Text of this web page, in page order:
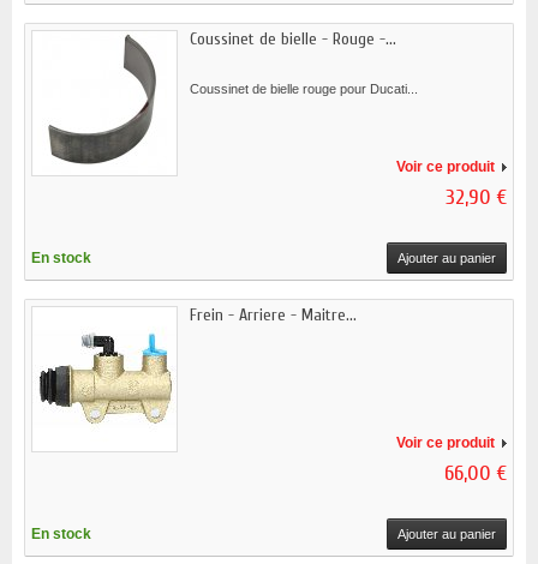
Coussinet de bielle - Rouge -...
Coussinet de bielle rouge pour Ducati...
Voir ce produit
32,90 €
En stock Ajouter au panier
Frein - Arriere - Maitre...
Voir ce produit
66,00 €
En stock Ajouter au panier